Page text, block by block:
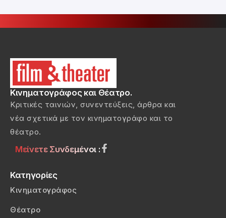
Κινηματογράφος και Θέατρο.
Κριτικές ταινιών, συνεντεύξεις, άρθρα και
νέα σχετικά με τον κινηματογράφο και το
θέατρο.
Μείνετε Συνδεμένοι :
Κατηγορίες
Κινηματογράφος
Θέατρο